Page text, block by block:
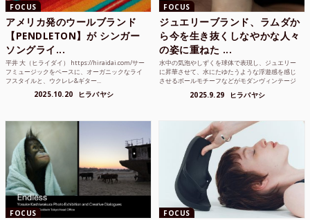
FOCUS
アメリカ発のウールブランド
【PENDLETON】が シンガー
ソングライ...
平井 大（ヒライダイ） https://hiraidai.com/サー
フミュージックをベースに、オーガニックなライ
フスタイルと、ウクレレ&ギター...
2025.10.20 ヒラバヤシ
FOCUS
ジュエリーブランド、ラムダか
ら今を生き抜くしなやかな人々
の姿に重ねた ...
水中の気泡やしずくを球体で表現し、ジュエリー
に昇華させて、水にたゆたうような浮遊感を感じ
させるボールモチーフなどがモダンヴィンテージ
2025.9.29 ヒラバヤシ
FOCUS FOCUS